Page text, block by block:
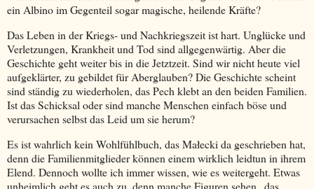
ein Albino im Gegenteil sogar magische, heilende Kräfte?
Das Leben in der Kriegs- und Nachkriegszeit ist hart. Unglücke und
Verletzungen, Krankheit und Tod sind allgegenwärtig. Aber die
Geschichte geht weiter bis in die Jetztzeit. Sind wir nicht heute viel
aufgeklärter, zu gebildet für Aberglauben? Die Geschichte scheint
sind ständig zu wiederholen, das Pech klebt an den beiden Familien.
Ist das Schicksal oder sind manche Menschen einfach böse und
verursachen selbst das Leid um sie herum?
Es ist wahrlich kein Wohlfühlbuch, das Małecki da geschrieben hat,
denn die Familienmitglieder können einem wirklich leidtun in ihrem
Elend. Dennoch wollte ich immer wissen, wie es weitergeht. Etwas
unheimlich geht es auch zu, denn manche Figuren sehen „das